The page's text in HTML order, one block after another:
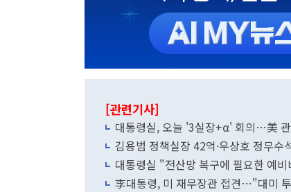
[관련기사]
대통령실, 오늘 '3실장+α' 회의…美
김용범 정책실장 42억·우상호 정무수
대통령실 "전산망 복구에 필요한 예비
李대통령, 미 재무장관 접견…"대미